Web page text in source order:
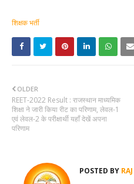
शिक्षक भर्ती
OLDER
REET-2022 Result : राजस्थान माध्यमिक
शिक्षा ने जारी किया रीट का परिणाम, लेवल-1
एवं लेवल-2 के परीक्षार्थी यहाँ देखें अपना
परिणाम
POSTED BY